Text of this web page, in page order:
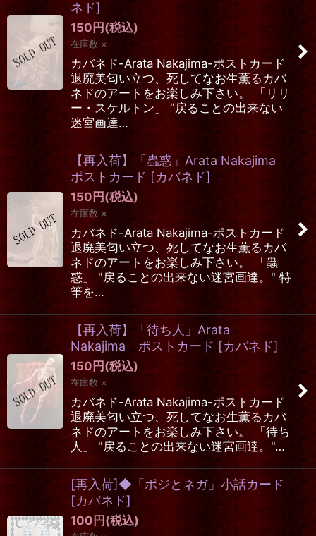
ネド]
150 円 (税込)
在庫数 ×
カバネド-Arata Nakajima-ポストカード
退廃美匂い立つ、死してなお生薫るカバ
ネドのアートをお楽しみ下さい。 「リリ
ー・スケルトン」 "戻ることの出来ない
迷宮画達…
【再入荷】「蟲惑」Arata Nakajima
ポストカード [カバネド]
150 円 (税込)
在庫数 ×
カバネド-Arata Nakajima-ポストカード
退廃美匂い立つ、死してなお生薫るカバ
ネドのアートをお楽しみ下さい。 「蟲
惑」 "戻ることの出来ない迷宮画達。" 特
筆を…
【再入荷】「待ち人」Arata
Nakajima ポストカード [カバネド]
150 円 (税込)
在庫数 ×
カバネド-Arata Nakajima-ポストカード
退廃美匂い立つ、死してなお生薫るカバ
ネドのアートをお楽しみ下さい。 「待ち
人」 "戻ることの出来ない迷宮画達。"…
[再入荷]◆「ポジとネガ」小話カード
[カバネド]
100 円 (税込)